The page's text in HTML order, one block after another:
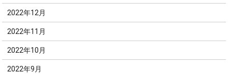
2022年12月
2022年11月
2022年10月
2022年9月